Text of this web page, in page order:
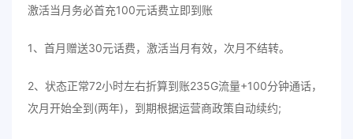
激活当月务必首充100元话费立即到账
1、首月赠送30元话费，激活当月有效，次月不结转。
2、状态正常72小时左右折算到账235G流量+100分钟通话，
次月开始全到(两年)，到期根据运营商政策自动续约;